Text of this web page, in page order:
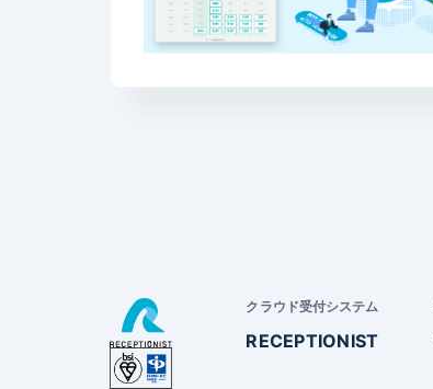
クラウド受付システム
RECEPTIONIST